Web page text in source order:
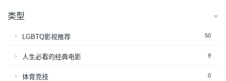
类型
LGBTQ影视推荐 50
人生必看的经典电影 9
体育竞技 0